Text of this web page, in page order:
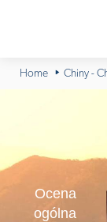
Home Chiny -
Ocena
ogólna